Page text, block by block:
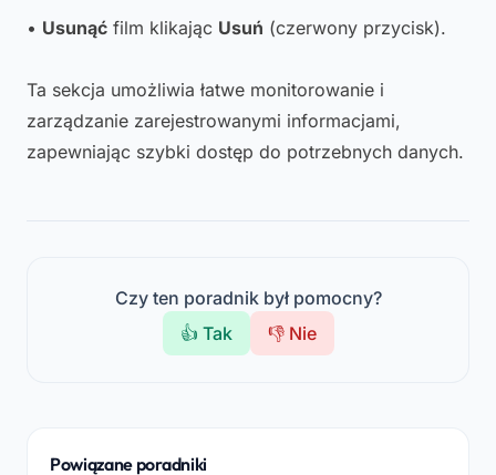
• Usunąć film klikając Usuń (czerwony przycisk).
Ta sekcja umożliwia łatwe monitorowanie i
zarządzanie zarejestrowanymi informacjami,
zapewniając szybki dostęp do potrzebnych danych.
Czy ten poradnik był pomocny?
👍 Tak
👎 Nie
Powiązane poradniki